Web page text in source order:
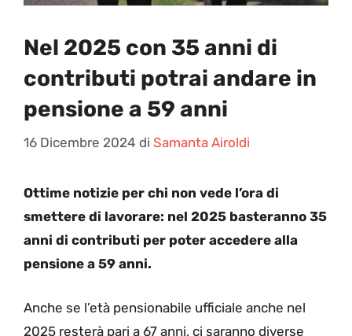
Nel 2025 con 35 anni di
contributi potrai andare in
pensione a 59 anni
16 Dicembre 2024 di Samanta Airoldi
Ottime notizie per chi non vede l’ora di
smettere di lavorare: nel 2025 basteranno 35
anni di contributi per poter accedere alla
pensione a 59 anni.
Anche se l’età pensionabile ufficiale anche nel
2025 resterà pari a 67 anni, ci saranno diverse